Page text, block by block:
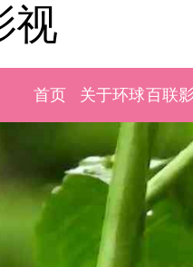
视
首页 关于环球百联